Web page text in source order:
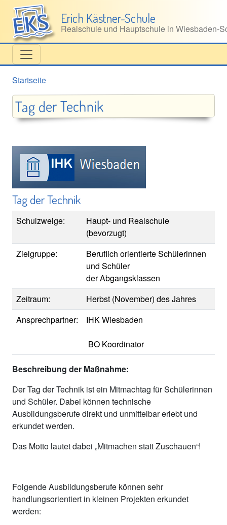
Direkt zum Inhalt
Erich Kästner-Schule
Realschule und Hauptschule in
Startseite
Tag der Technik
Tag der Technik
Schulzweige:
Haupt- und Realschule
(bevorzugt)
Zielgruppe:
Beruflich orientierte Schülerinnen
und Schüler
der Abgangsklassen
Zeitraum:
Herbst (November) des Jahres
Ansprechpartner:
IHK Wiesbaden
BO Koordinator
Beschreibung der Maßnahme:
Der Tag der Technik ist ein Mitmachtag für Schülerinnen
und Schüler. Dabei können technische
Ausbildungsberufe direkt und unmittelbar erlebt und
erkundet werden.
Das Motto lautet dabei „Mitmachen statt Zuschauen“!
Folgende Ausbildungsberufe können sehr
handlungsorientiert in kleinen Projekten erkundet
werden: